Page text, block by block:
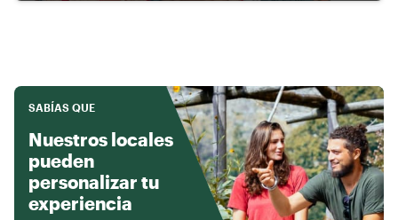
SABÍAS QUE
Nuestros locales
pueden
personalizar tu
experiencia